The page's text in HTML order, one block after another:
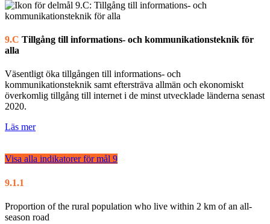
9.C Tillgång till informations- och kommunikationsteknik för
alla
Väsentligt öka tillgången till informations- och
kommunikationsteknik samt eftersträva allmän och ekonomiskt
överkomlig tillgång till internet i de minst utvecklade länderna senast
2020.
Läs mer
Visa alla indikatorer för mål 9
9.1.1
Proportion of the rural population who live within 2 km of an all-
season road